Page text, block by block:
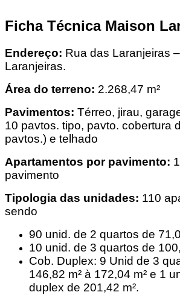
Ficha Técnica Maison
Endereço: Rua das Laranjeiras
Laranjeiras.
Área do terreno: 2.268,47 m²
Pavimentos: Térreo, jirau,
10 pavtos. tipo, pavto. cobertura
pavtos.) e telhado
Apartamentos por pavimento:
pavimento
Tipologia das unidades: 110
sendo
90 unid. de 2 quartos de
10 unid. de 3 quartos de
Cob. Duplex: 9 Unid de 3
146,82 m² à 172,04 m² e 1
duplex de 201,42 m².